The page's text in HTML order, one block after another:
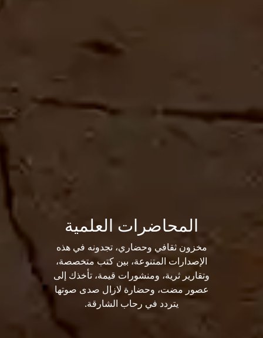
المحاضرات العلمية
مخزون ثقافي وحضاري، تجدونه في هذه
الإصدارات المتنوعة، بين كتب متخصصة،
وتقارير ثرية، ومنشورات قيمة، تأخذك إلى
عصور مضت، وحضارة لازال صدى صوتها
يتردد في رحاب الشارقة.